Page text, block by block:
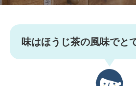
味はほうじ茶の風味でと